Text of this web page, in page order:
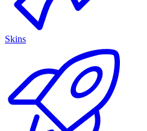
Skins